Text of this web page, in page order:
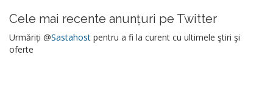
Cele mai recente anunțuri pe Twitter
Urmăriți @Sastahost pentru a fi la curent cu ultimele ştiri şi
oferte